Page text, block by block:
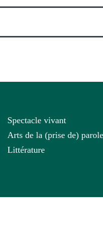
Spectacle vivant
Arts de la (prise de) parole
Littérature